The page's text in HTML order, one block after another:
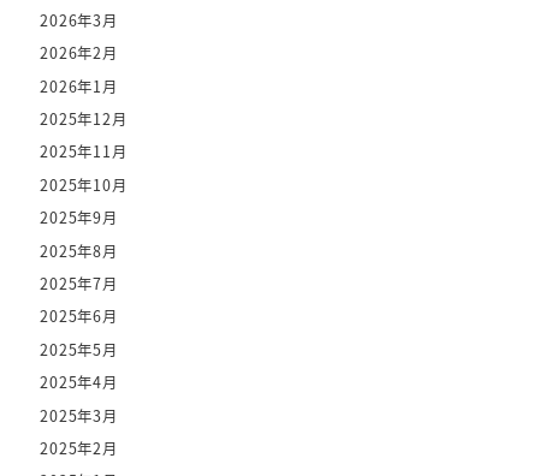
2026年3月
2026年2月
2026年1月
2025年12月
2025年11月
2025年10月
2025年9月
2025年8月
2025年7月
2025年6月
2025年5月
2025年4月
2025年3月
2025年2月